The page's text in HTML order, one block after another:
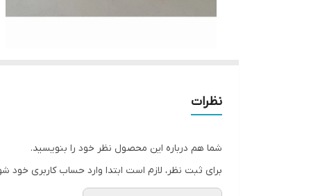
نظرات
شما هم درباره این محصول نظر خود را بنویسید.
برای ثبت نظر، لازم است ابتدا وارد حساب کاربری خود